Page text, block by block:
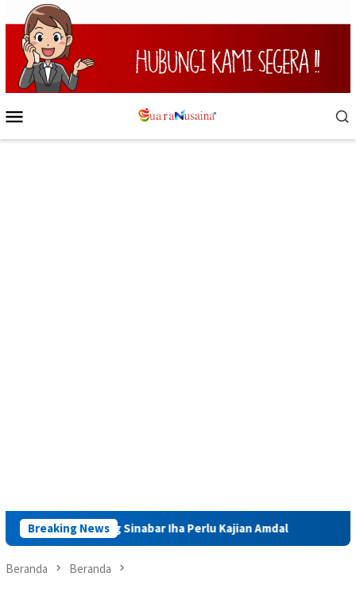
Loncat
ke
konten
Mobile
Breaking News
Sinabar Iha Perlu Kajian Amdal Launching
Beranda Beranda